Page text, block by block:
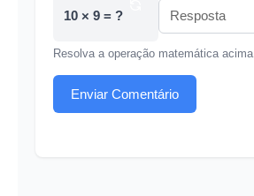
10 × 9 = ?
Resolva a operação matemática acima
Enviar Comentário